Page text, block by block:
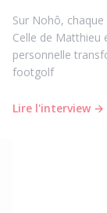
Sur Nohô,
Celle de Matthieu
personnelle
footgolf
Lire l'interview →